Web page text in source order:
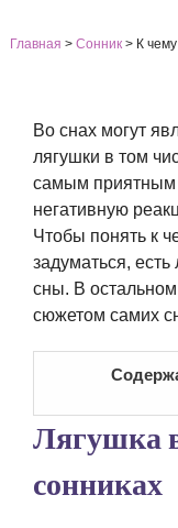
Главная > Сонник> К
Во снах могут
лягушки в том
самым
негативную
Чтобы понять к
задуматься,
сны. В
сюжетом самих
Лягушка
сонниках